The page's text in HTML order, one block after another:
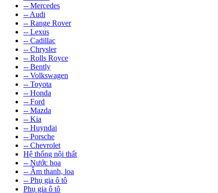
-- Mercedes
-- Audi
-- Range Rover
-- Lexus
-- Cadillac
-- Chrysler
-- Rolls Royce
-- Bently
-- Volkswagen
-- Toyota
-- Honda
-- Ford
-- Mazda
-- Kia
-- Huyndai
-- Porsche
-- Chevrolet
Hệ thống nội thất
-- Nước hoa
-- Âm thanh, loa
-- Phụ gia ô tô
Phụ gia ô tô